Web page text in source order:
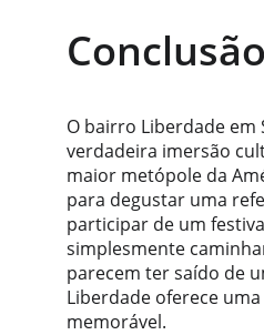
Conclusão
O bairro Liberdade em
verdadeira imersão
maior metópole da
para degustar uma
participar de um
simplesmente
parecem ter saído de
Liberdade oferece
memorável.